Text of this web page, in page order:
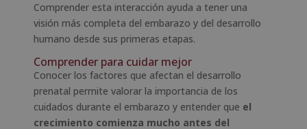
Comprender esta interacción ayuda a tener una
visión más completa del embarazo y del desarrollo
humano desde sus primeras etapas.
Comprender para cuidar mejor
Conocer los factores que afectan el desarrollo
prenatal permite valorar la importancia de los
cuidados durante el embarazo y entender que el
crecimiento comienza mucho antes del